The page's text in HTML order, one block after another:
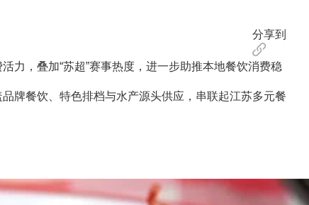
分享到
，叠加“苏超”赛事热度，进一步助推本地餐饮消费稳
餐饮、特色排档与水产源头供应，串联起江苏多元餐